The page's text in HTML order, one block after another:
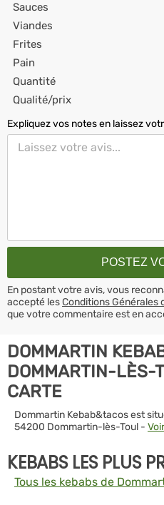
Sauces
Viandes
Frites
Pain
Quantité
Qualité/prix
Expliquez vos notes en laissez
En postant votre avis, vous
accepté lesConditions Générales
que votre commentaire est en
DOMMARTIN
DOMMARTIN-LÈS-
CARTE
Dommartin Kebab&tacos est
54200 Dommartin-lès-Toul -
KEBABS LES PLUS
Tous les kebabs de